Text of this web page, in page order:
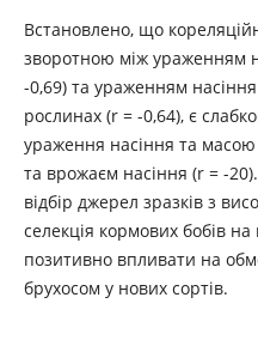
Встановлено, що
зворотною між ураженням
-0,69) та ураженням
рослинах (r = -0,64), є
ураження насіння та
та врожаєм насіння (r = -
відбір джерел зразків з
селекція кормових бобів
позитивно впливати на
брухосом у нових сортів.